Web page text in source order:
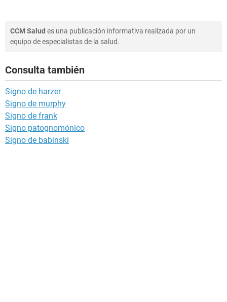
CCM Salud es una publicación informativa realizada por un
equipo de especialistas de la salud.
Consulta también
Signo de harzer
Signo de murphy
Signo de frank
Signo patognomónico
Signo de babinski